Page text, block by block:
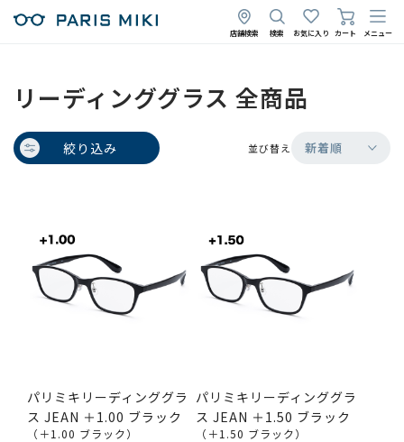
店舗検索 検索 お気に入り カート メニュー
リーディンググラス 全商品
絞り込み 並び替え 新着順
パリミキリーディンググラ
ス JEAN ＋1.00 ブラック
（＋1.00 ブラック）
パリミキリーディンググラ
ス JEAN ＋1.50 ブラック
（＋1.50 ブラック）